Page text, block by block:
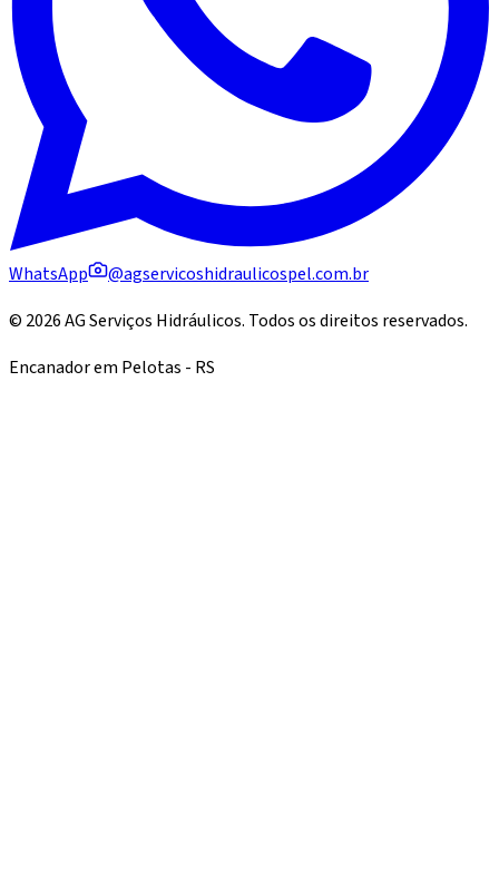
WhatsApp
@agservicoshidraulicospel.com.br
© 2026AG Serviços Hidráulicos. Todos os direitos reservados.
Encanador em Pelotas - RS